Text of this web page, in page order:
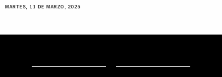
MARTES, 11 DE MARZO, 2025